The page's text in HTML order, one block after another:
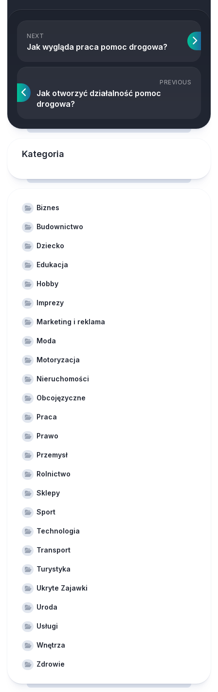
NEXT
Jak wygląda praca pomoc drogowa?
PREVIOUS
Jak otworzyć działalność pomoc
drogowa?
Kategoria
Biznes
Budownictwo
Dziecko
Edukacja
Hobby
Imprezy
Marketing i reklama
Moda
Motoryzacja
Nieruchomości
Obcojęzyczne
Praca
Prawo
Przemysł
Rolnictwo
Sklepy
Sport
Technologia
Transport
Turystyka
Ukryte Zajawki
Uroda
Usługi
Wnętrza
Zdrowie